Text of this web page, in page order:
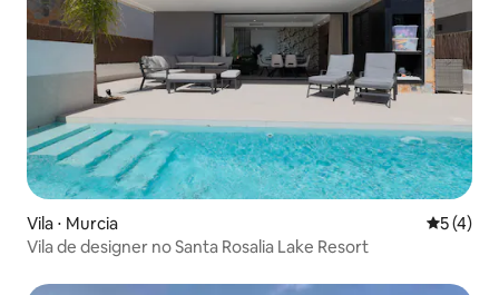
Vila ⋅ Murcia 5 de
5 (4)
Vila de designer no Santa Rosalia Lake Resort